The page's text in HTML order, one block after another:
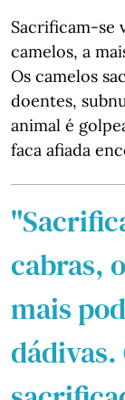
Sacrificam-se
camelos, a
Os camelos
doentes,
animal é
faca afiada
cabras,
mais
dádivas.